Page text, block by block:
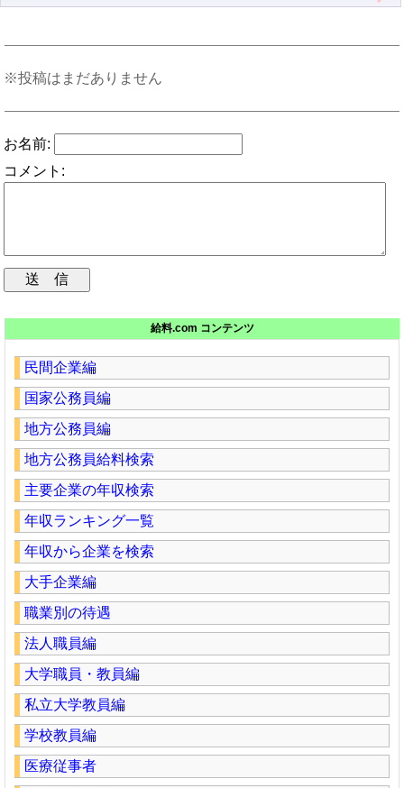
※投稿はまだありません
お名前:
コメント:
給料.com コンテンツ
民間企業編
国家公務員編
地方公務員編
地方公務員給料検索
主要企業の年収検索
年収ランキング一覧
年収から企業を検索
大手企業編
職業別の待遇
法人職員編
大学職員・教員編
私立大学教員編
学校教員編
医療従事者